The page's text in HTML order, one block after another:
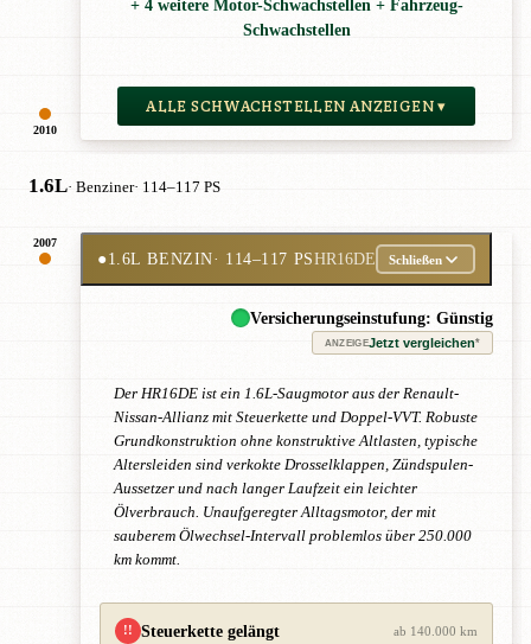
2010
+ 4 weitere Motor-Schwachstellen + Fahrzeug-
Schwachstellen
ALLE SCHWACHSTELLEN ANZEIGEN ▾
1.6L· Benziner· 114–117 PS
2007
●1.6L BENZIN· 114–117 PSHR16DE Schließen
Versicherungseinstufung: Günstig
ANZEIGEJetzt vergleichen*
Der HR16DE ist ein 1.6L-Saugmotor aus der Renault-
Nissan-Allianz mit Steuerkette und Doppel-VVT. Robuste
Grundkonstruktion ohne konstruktive Altlasten, typische
Altersleiden sind verkokte Drosselklappen, Zündspulen-
Aussetzer und nach langer Laufzeit ein leichter
Ölverbrauch. Unaufgeregter Alltagsmotor, der mit
sauberem Ölwechsel-Intervall problemlos über 250.000
km kommt.
!! Steuerkette gelängt ab 140.000 km